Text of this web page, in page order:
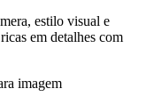
estilo visual e
em detalhes com
imagem